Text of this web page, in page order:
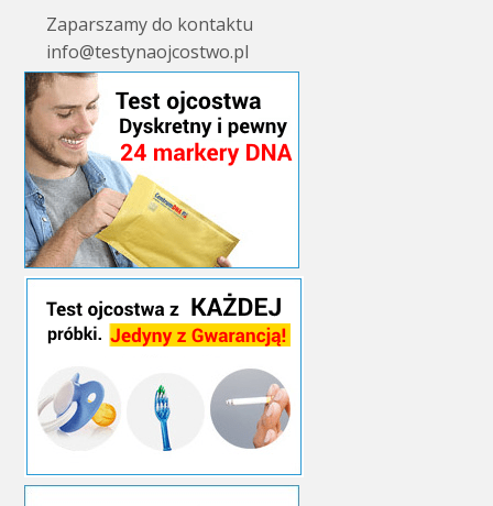
Zaparszamy do kontaktu
info@testynaojcostwo.pl